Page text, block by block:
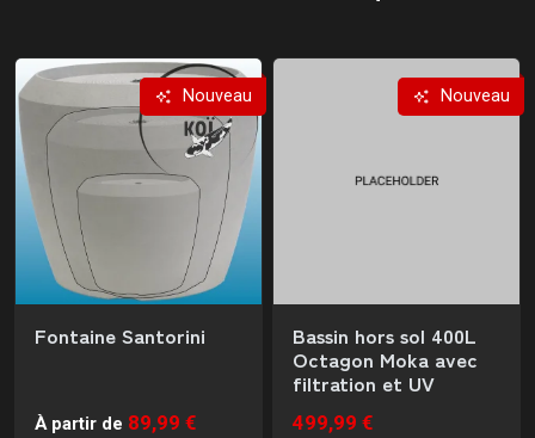
Nouveau
Fontaine Santorini
À partir de 89,99 €
Nouveau
Bassin hors sol 400L
Octagon Moka avec
filtration et UV
499,99 €